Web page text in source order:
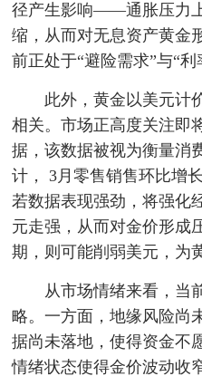
径产生影响——通胀压力
缩，从而对无息资产黄金
前正处于“避险需求”与“利
此外，黄金以美元计
相关。市场正高度关注即
据，该数据被视为衡量消
计， 3月零售销售环比增
若数据表现强劲，将强化
元走强，从而对金价形成
期，则可能削弱美元，为
从市场情绪来看，当
略。一方面，地缘风险尚
据尚未落地，使得资金不
情绪状态使得金价波动收